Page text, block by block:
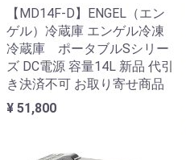
【MD14F-D】ENGEL（エン
ゲル）冷蔵庫 エンゲル冷凍
冷蔵庫 ポータブルSシリー
ズ DC電源 容量14L 新品 代引
き決済不可 お取り寄せ商品
¥ 51,800